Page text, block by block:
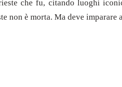
che fu, citando luoghi
non è morta. Ma deve